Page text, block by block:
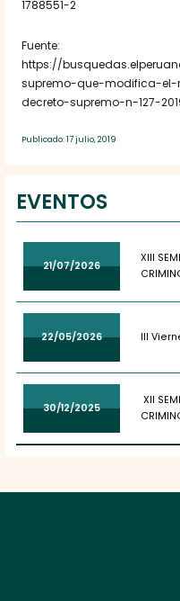
1788551-2
Fuente:
https://
supremo-que-modifica-
decreto-supremo-n-127-
Publicado: 17 julio, 2019
EVENTOS
21/07/2026
XIII
22/05/2026 III
30/12/2025
XII